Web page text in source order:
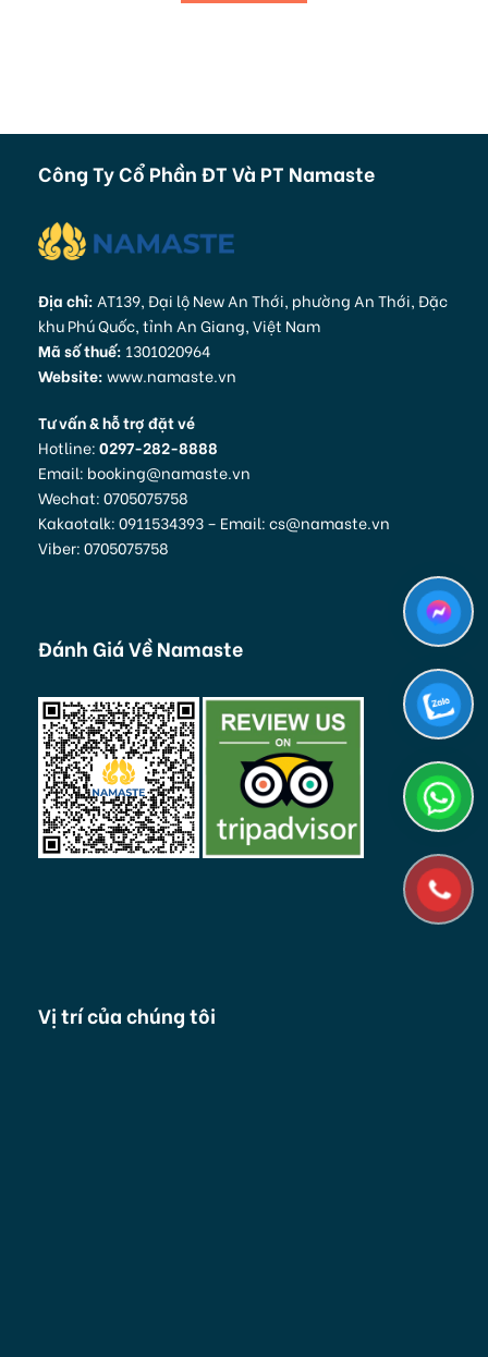
Công Ty Cổ Phần ĐT Và PT Namaste
Địa chỉ:AT139, Đại lộ New An Thới, phường An Thới, Đặc
khu Phú Quốc, tỉnh An Giang, Việt Nam
Mã số thuế: 1301020964
Website:www.namaste.vn
Tư vấn & hỗ trợ đặt vé
Hotline:0297-282-8888
Email: booking@namaste.vn
Wechat: 0705075758
Kakaotalk: 0911534393 – Email: cs@namaste.vn
Viber: 0705075758
Đánh Giá Về Namaste
Vị trí của chúng tôi